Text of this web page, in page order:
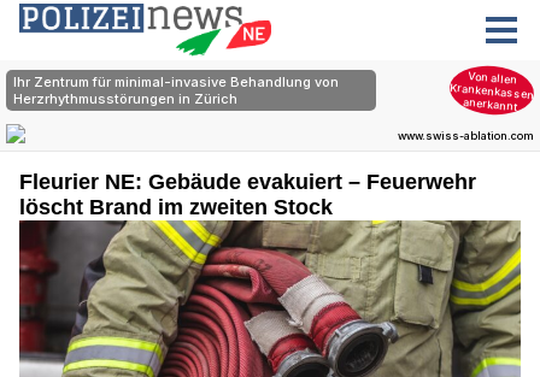
Fleurier NE: Gebäude evakuiert – Feuerwehr
löscht Brand im zweiten Stock